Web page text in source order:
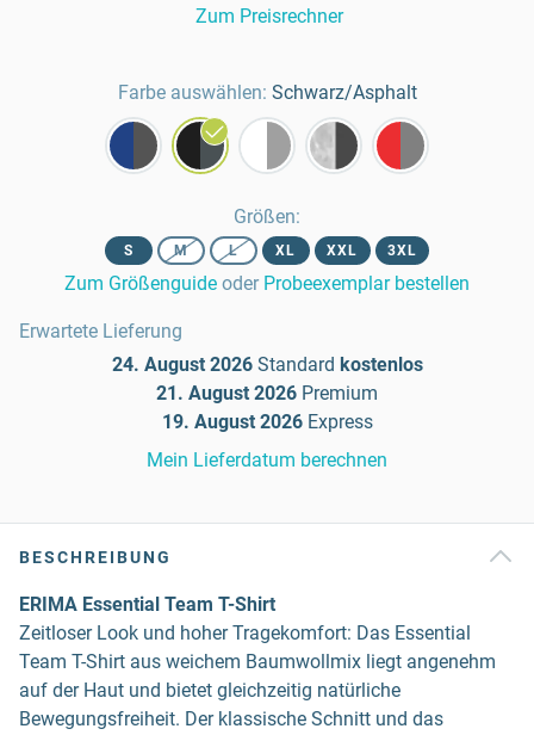
Zum Preisrechner
Farbe auswählen: Schwarz/Asphalt
Größen:
S M L XL XXL 3XL
Zum Größenguide oder Probeexemplar bestellen
Erwartete Lieferung
24. August 2026 Standard kostenlos
21. August 2026 Premium
19. August 2026 Express
Mein Lieferdatum berechnen
BESCHREIBUNG
ERIMA Essential Team T-Shirt
Zeitloser Look und hoher Tragekomfort: Das Essential
Team T-Shirt aus weichem Baumwollmix liegt angenehm
auf der Haut und bietet gleichzeitig natürliche
Bewegungsfreiheit. Der klassische Schnitt und das